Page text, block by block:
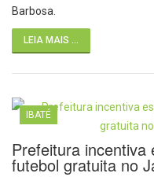
Barbosa.
LEIA MAIS ...
IBATÉ
Prefeitura
futebol gratuita no